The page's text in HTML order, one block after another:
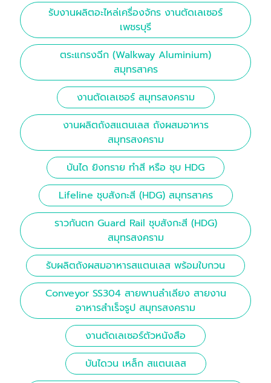
รับงานผลิตอะไหล่เครื่องจักร งานตัดเลเซอร์
เพชรบุรี
ตระแกรงฉีก (Walkway Aluminium)
สมุทรสาคร
งานตัดเลเซอร์ สมุทรสงคราม
งานผลิตถังสแตนเลส ถังผสมอาหาร
สมุทรสงคราม
บันได ยิงทราย ทำสี หรือ ชุบ HDG
Lifeline ชุบสังกะสี (HDG) สมุทรสาคร
ราวกันตก Guard Rail ชุบสังกะสี (HDG)
สมุทรสงคราม
รับผลิตถังผสมอาหารสแตนเลส พร้อมใบกวน
Conveyor SS304 สายพานลำเลียง สายงาน
อาหารสำเร็จรูป สมุทรสงคราม
งานตัดเลเซอร์ตัวหนังสือ
บันไดวน เหล็ก สแตนเลส